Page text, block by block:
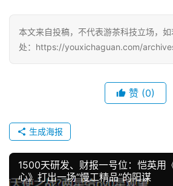
站
本文来自投稿，不代表游茶科技立场，
处：https://youxichaguan.com/
赞 (0)
生成海报
1500天研发、财报一号位：恺英用
心》打出一场“慢工精品”的阳谋